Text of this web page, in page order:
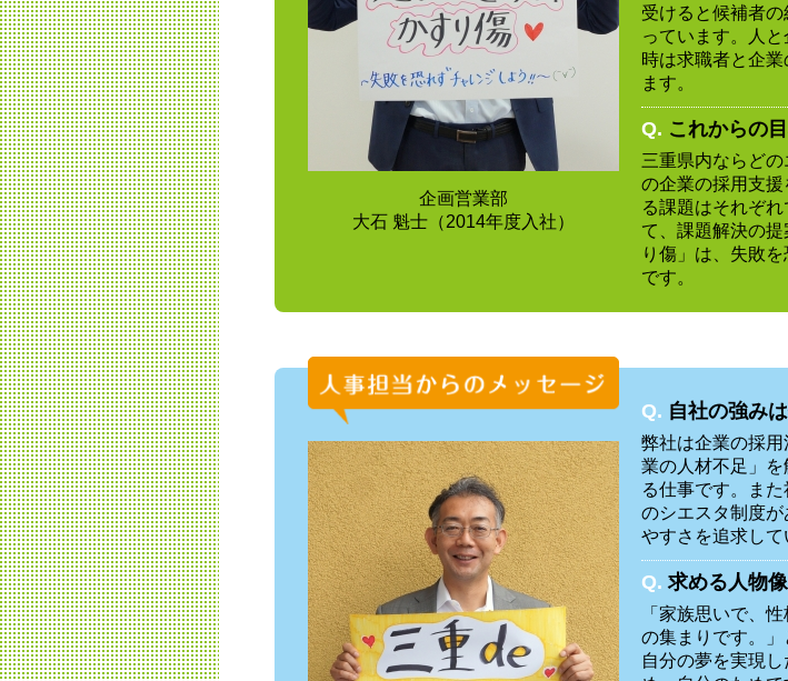
企画営業部
大石 魁士（2014年度入社）
受けると候補者
っています。人
時は求職者と企
ます。
Q. これからの
三重県内ならど
の企業の採用支
る課題はそれぞ
て、課題解決の
り傷」は、失敗
です。
Q. 自社の強み
弊社は企業の採
業の人材不足」
る仕事です。ま
のシエスタ制度
やすさを追求して
Q. 求める人物
「家族思いで、
の集まりです。
自分の夢を実現